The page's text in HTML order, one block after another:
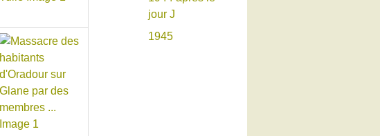
jour J
1945